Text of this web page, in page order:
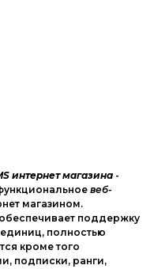
интернет магазина -
веб-
магазином.
поддержку
полностью
кроме того
подписки, ранги,